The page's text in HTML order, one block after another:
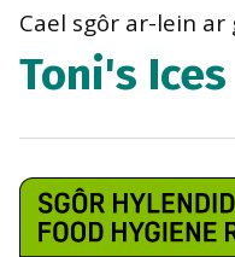
Cael sgôr ar-lein ar
Toni's Ices